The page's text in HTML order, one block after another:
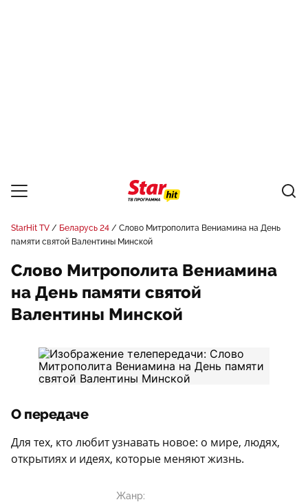
StarHit TV Беларусь 24
Слово Митрополита Вениамина на День
памяти святой Валентины Минской
Слово Митрополита Вениамина
на День памяти святой
Валентины Минской
О передаче
Для тех, кто любит узнавать новое: о мире, людях,
открытиях и идеях, которые меняют жизнь.
Жанр: